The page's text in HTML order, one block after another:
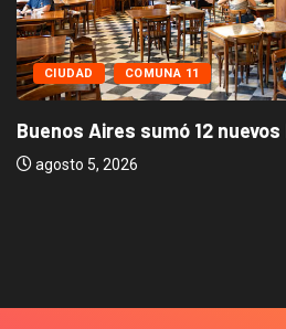
CIUDAD COMUNA 11
Buenos Aires sumó 12
agosto 5, 2026